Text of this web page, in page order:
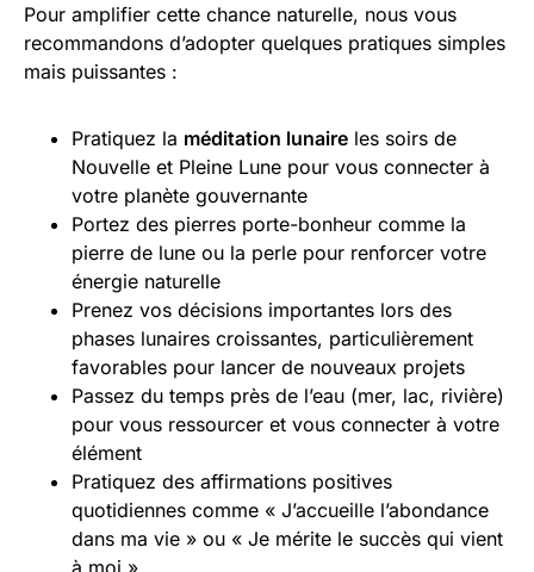
Pour amplifier cette chance naturelle, nous vous
recommandons d’adopter quelques pratiques simples
mais puissantes :
Pratiquez la méditation lunaire les soirs de
Nouvelle et Pleine Lune pour vous connecter à
votre planète gouvernante
Portez des pierres porte-bonheur comme la
pierre de lune ou la perle pour renforcer votre
énergie naturelle
Prenez vos décisions importantes lors des
phases lunaires croissantes, particulièrement
favorables pour lancer de nouveaux projets
Passez du temps près de l’eau (mer, lac, rivière)
pour vous ressourcer et vous connecter à votre
élément
Pratiquez des affirmations positives
quotidiennes comme « J’accueille l’abondance
dans ma vie » ou « Je mérite le succès qui vient
à moi »